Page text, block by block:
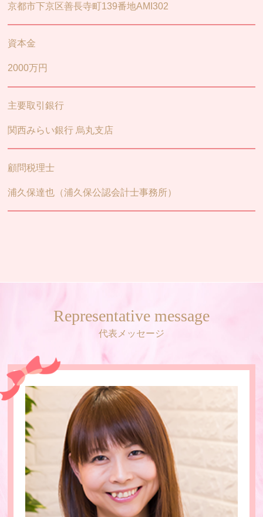
Blog＆News
Staff スタッフ
Recruit リクルート
Q&A よくある質問
Company
Related places 関係各所
京都市下京区善長寺町139番地AMI302
資本金
2000万円
主要取引銀行
関西みらい銀行 烏丸支店
顧問税理士
浦久保達也（浦久保公認会計士事務所）
Representative message
代表メッセージ